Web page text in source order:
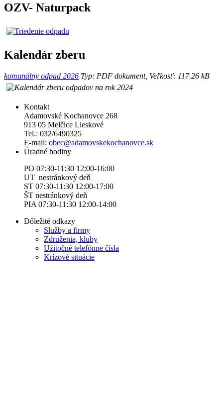
OZV- Naturpack
Kalendár zberu
komunálny odpad 2026 Typ: PDF dokument, Veľkosť: 117.26 kB
Kontakt
Adamovské Kochanovce 268
913 05 Melčice Lieskové
Tel.: 032/6490325
E-mail: obec@adamovskekochanovce.sk
Úradné hodiny
PO 07:30-11:30 12:00-16:00
UT nestránkový deň
ST 07:30-11:30 12:00-17:00
ŠT nestránkový deň
PIA 07:30-11:30 12:00-14:00
Dôležité odkazy
Služby a firmy
Združenia, kluby
Užitočné telefónne čísla
Krízové situácie